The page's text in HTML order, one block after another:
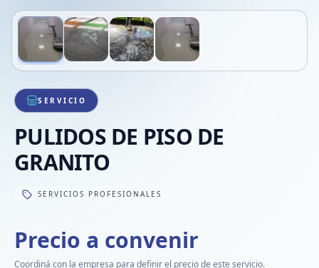
1/4
SERVICIO
PULIDOS DE PISO DE
GRANITO
SERVICIOS PROFESIONALES
Precio a convenir
Coordiná con la empresa para definir el precio de este servicio.